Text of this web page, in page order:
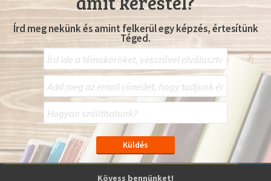
Írd meg nekünk és amint felkerül egy képzés, értesítünk
Téged.
Kövess bennünket!